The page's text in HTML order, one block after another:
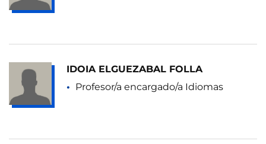
IDOIA ELGUEZABAL FOLLA
Profesor/a encargado/a Idiomas